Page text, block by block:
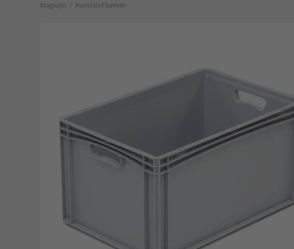
Magazijn / Kunststof bakken